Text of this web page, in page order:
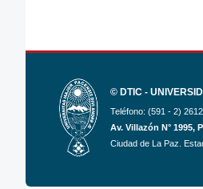
© DTIC -
Teléfono: (591 - 2)
Av. Villazón N° 1995,
Ciudad de La Paz.